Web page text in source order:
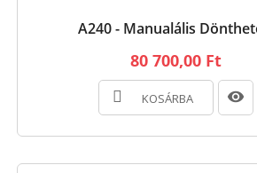
A240 - Manualális
80 700,00 Ft
KOSÁRBA